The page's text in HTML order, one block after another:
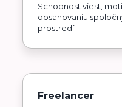
Schopnosť viesť,
dosahovaniu
prostredí.
Freelancer